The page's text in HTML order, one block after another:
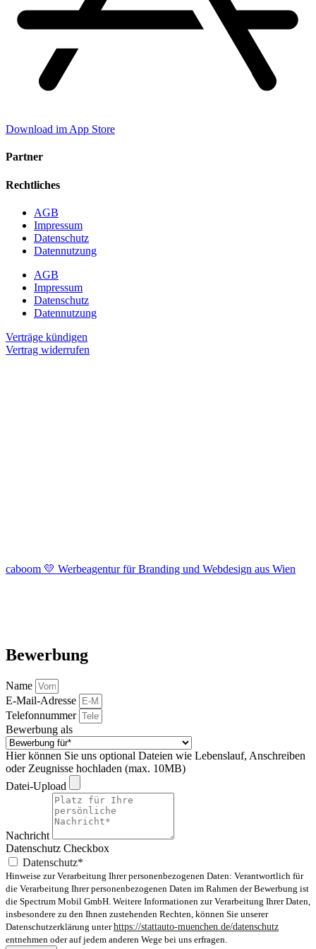
Download im App Store
Partner
Rechtliches
AGB
Impressum
Datenschutz
Datennutzung
AGB
Impressum
Datenschutz
Datennutzung
Verträge kündigen
Vertrag widerrufen
caboom 💛 Werbeagentur für Branding und Webdesign aus Wien
Bewerbung
Name
E-Mail-Adresse
Telefonnummer
Bewerbung als
Hier können Sie uns optional Dateien wie Lebenslauf, Anschreiben
oder Zeugnisse hochladen (max. 10MB)
Datei-Upload
Nachricht
Datenschutz Checkbox
Datenschutz*
Hinweise zur Verarbeitung Ihrer personenbezogenen Daten: Verantwortlich für
die Verarbeitung Ihrer personenbezogenen Daten im Rahmen der Bewerbung ist
die Spectrum Mobil GmbH. Weitere Informationen zur Verarbeitung Ihrer Daten,
insbesondere zu den Ihnen zustehenden Rechten, können Sie unserer
Datenschutzerklärung unterhttps://stattauto-muenchen.de/datenschutz
entnehmen oder auf jedem anderen Wege bei uns erfragen.